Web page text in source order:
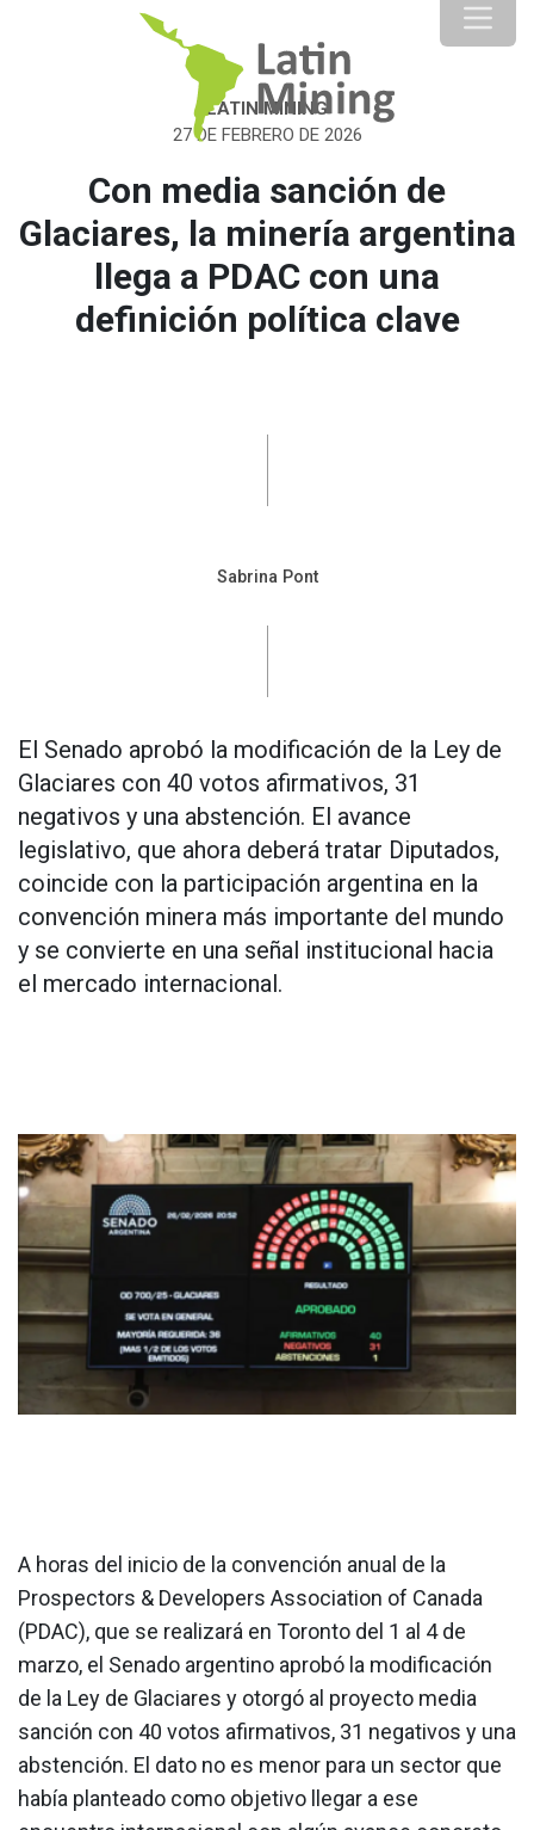
LATIN MINING
27 DE FEBRERO DE 2026
Con media sanción de
Glaciares, la minería argentina
llega a PDAC con una
definición política clave
Sabrina Pont
El Senado aprobó la modificación de la Ley de
Glaciares con 40 votos afirmativos, 31
negativos y una abstención. El avance
legislativo, que ahora deberá tratar Diputados,
coincide con la participación argentina en la
convención minera más importante del mundo
y se convierte en una señal institucional hacia
el mercado internacional.
A horas del inicio de la convención anual de la
Prospectors & Developers Association of Canada
(PDAC), que se realizará en Toronto del 1 al 4 de
marzo, el Senado argentino aprobó la modificación
de la Ley de Glaciares y otorgó al proyecto media
sanción con 40 votos afirmativos, 31 negativos y una
abstención. El dato no es menor para un sector que
había planteado como objetivo llegar a ese